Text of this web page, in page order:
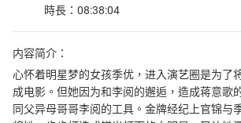
時長：08:38:04
内容简介：
心怀着明星梦的女孩季优，进入演艺圈是为了
成电影。但她因为和李阅的邂逅，造成蒋意歌
同父异母哥哥李阅的工具。金牌经纪上官锦与